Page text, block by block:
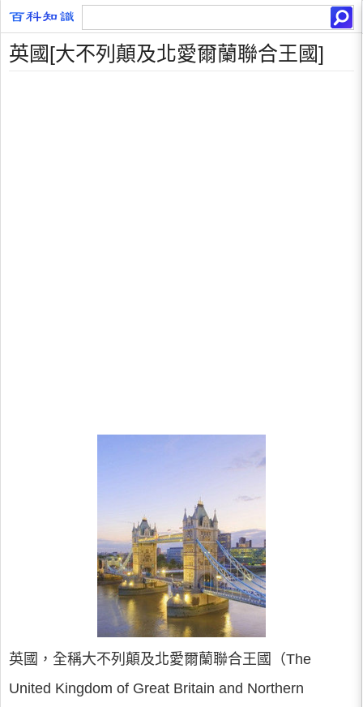
英國[大不列顛及北愛爾蘭聯合王國]
英國，全稱大不列顛及北愛爾蘭聯合王國（The
United Kingdom of Great Britain and Northern